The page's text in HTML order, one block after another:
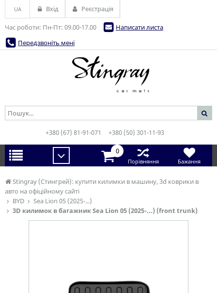
Stingray (Стингрей): купити килимки в машину, 3d коврики в
авто на офіційному сайті
BYD
Sea Lion 05 (2025-...)
3D килимок в багажник Sea Lion 05 (2025-...) (front trunk)
Час роботи: Пн-Пт: 09.00-17.00
Написати листа
Передзвоніть мені
UA Вхід Реєстрація
+380 (67) 81-91-071 +380 (50) 301-11-93
0
Порівняння Бажання